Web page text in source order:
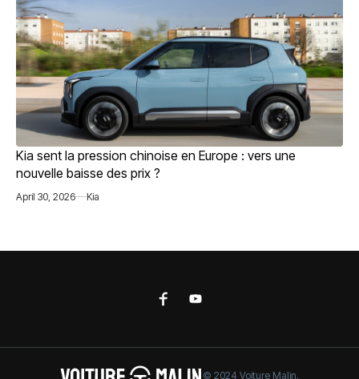
Kia sent la pression chinoise en Europe : vers une
nouvelle baisse des prix ?
April 30, 2026 Kia
© 2024 Voiture Malin.